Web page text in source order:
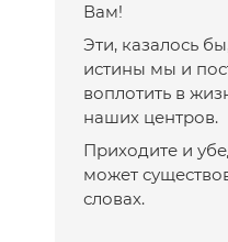
Вам!
Эти, казалось
истины мы и
воплотить в
наших центров.
Приходите и
может
словах.